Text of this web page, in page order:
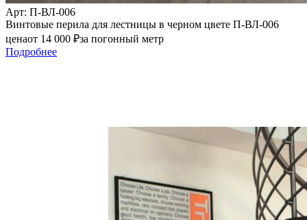
Арт: П-ВЛ-006
Винтовые перила для лестницы в черном цвете П-ВЛ-006
ценаот 14 000 ₽за погонный метр
Подробнее